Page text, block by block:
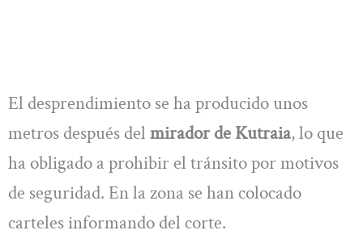
El desprendimiento se ha producido unos
metros después del mirador de Kutraia, lo que
ha obligado a prohibir el tránsito por motivos
de seguridad. En la zona se han colocado
carteles informando del corte.